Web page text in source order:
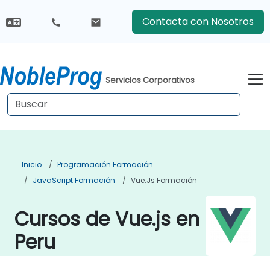
Contacta con Nosotros
Servicios Corporativos
Inicio
Programación Formación
JavaScript Formación
Vue.js Formación
Cursos de Vue.js en
Peru